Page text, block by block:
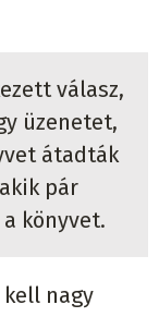
válasz,
üzenetet,
átadták
pár
könyvet.
nagy